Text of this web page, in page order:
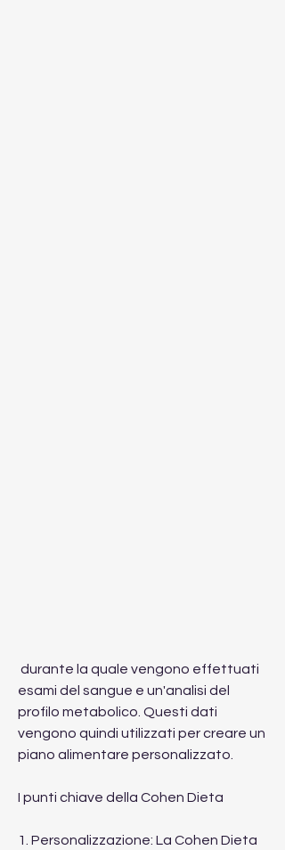
esami del sangue e un'analisi del
profilo metabolico. Questi dati
vengono quindi utilizzati per creare un
piano alimentare personalizzato.
I punti chiave della Cohen Dieta
1. Personalizzazione: La Cohen Dieta